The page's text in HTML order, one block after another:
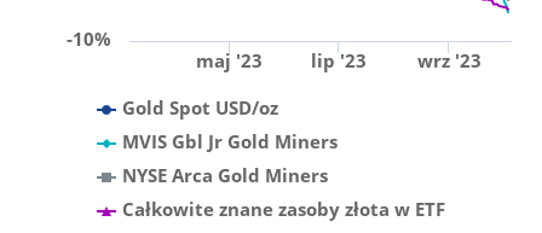
Gold Spot USD/oz
MVIS Gbl Jr Gold Miners
NYSE Arca Gold Miners
Całkowite znane zasoby złota w ETF
maj '23 lip '23 wrz '23
-10%